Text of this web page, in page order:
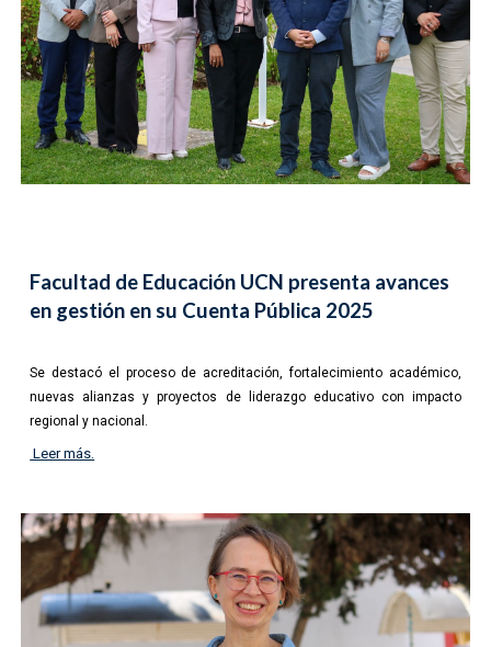
Facultad de Educación UCN presenta avances
en gestión en su Cuenta Pública 2025
Se destacó el proceso de acreditación, fortalecimiento académico,
nuevas alianzas y proyectos de liderazgo educativo con impacto
regional y nacional.
Leer más.